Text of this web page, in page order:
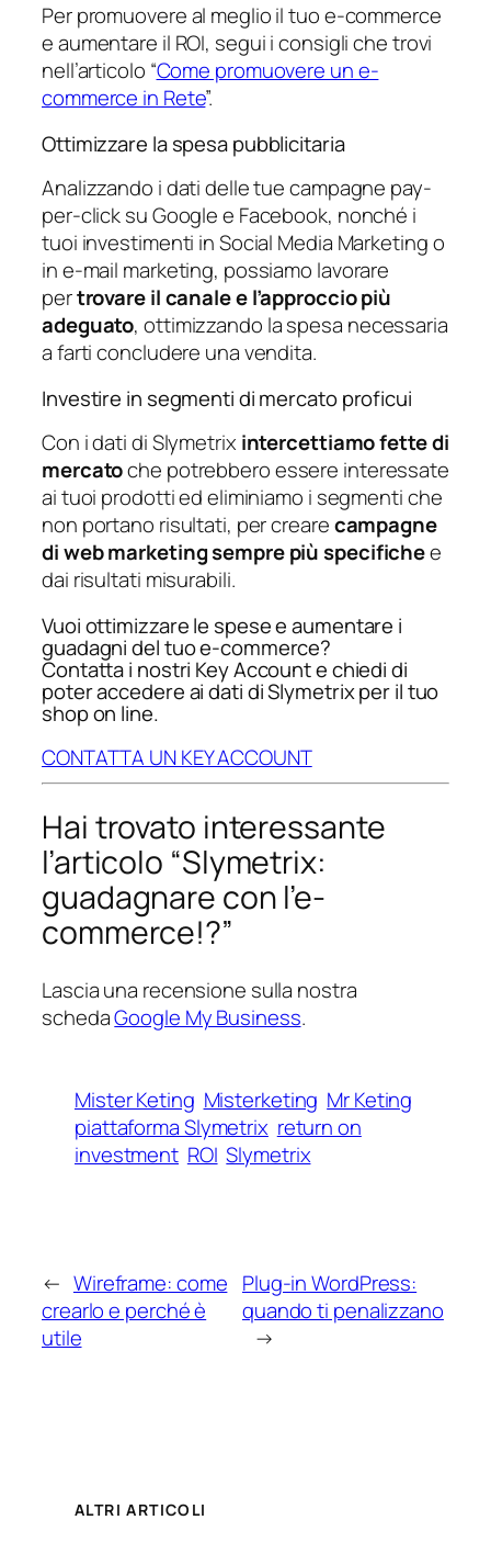
Per promuovere al meglio il tuo e-commerce
e aumentare il ROI, segui i consigli che trovi
nell’articolo “Come promuovere un e-
commerce in Rete”.
Ottimizzare la spesa pubblicitaria
Analizzando i dati delle tue campagne pay-
per-click su Google e Facebook, nonché i
tuoi investimenti in Social Media Marketing o
in e-mail marketing, possiamo lavorare
pertrovare il canale e l’approccio più
adeguato, ottimizzando la spesa necessaria
a farti concludere una vendita.
Investire in segmenti di mercato proficui
Con i dati di Slymetrix intercettiamo fette di
mercatoche potrebbero essere interessate
ai tuoi prodotti ed eliminiamo i segmenti che
non portano risultati, per crearecampagne
di web marketing sempre più specifichee
dai risultati misurabili.
Vuoi ottimizzare le spese e aumentare i
guadagni del tuo e-commerce?
Contatta i nostri Key Account e chiedi di
poter accedere ai dati di Slymetrix per il tuo
shop on line.
CONTATTA UN KEY ACCOUNT
Hai trovato interessante
l’articolo “Slymetrix:
guadagnare con l’e-
commerce!?”
Lascia una recensione sulla nostra
schedaGoogle My Business.
Mister Keting Misterketing Mr Keting
piattaforma Slymetrix return on
investment ROI Slymetrix
← Wireframe: come
crearlo e perché è
utile
Plug-in WordPress:
quando ti penalizzano
→
ALTRI ARTICOLI